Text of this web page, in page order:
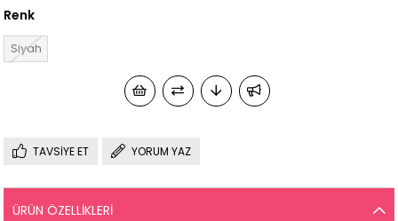
Renk
Siyah
TAVSIYE ET YORUM YAZ
ÜRÜN ÖZELLIKLERI